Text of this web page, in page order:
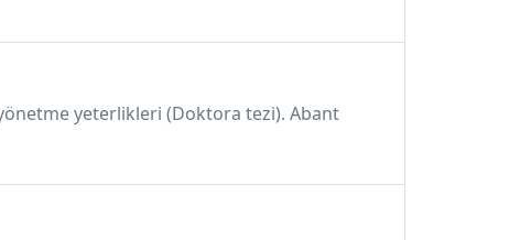
yeterlikleri (Doktora tezi). Abant